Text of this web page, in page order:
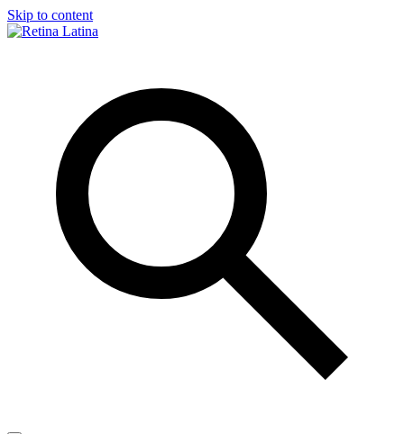
Skip to content